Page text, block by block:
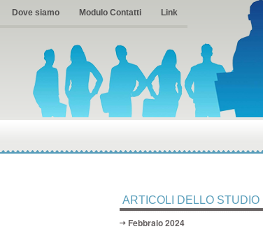
Dove siamo Modulo Contatti Link
ARTICOLI DELLO STUDIO
Febbraio 2024